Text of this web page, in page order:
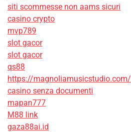
siti scommesse non aams sicuri
casino crypto
mvp789
slot gacor
slot gacor
qs88
https://magnoliamusicstudio.com/
casino senza documenti
mapan777
M88 link
gaza88ai.id